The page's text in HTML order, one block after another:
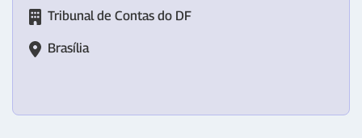
Tribunal de Contas do DF
Brasília